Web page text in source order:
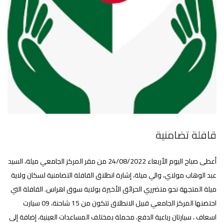
قافلة تضامنية
أعطى صباح اليوم الأربعاء 24/08/2022 من مقر المركز الجامعي ميلة، السيد
عبد الوهاب مولاي، والي ميلة، إشارة انطلاق القافلة التضامنية لسكان ولاية
ميلة المتجهة نحو متضرري الحرائق الأخيرة بولاية سوق اهراس. القافلة التي
احتضنها المركز الجامعي قبيل الانطلاق تتكون من 15 شاحنة، 09 سيارت
اسعاف ، سيارتان رباعية الدفع، محملة بمختلف المساعدات العينية، إضافة إلى